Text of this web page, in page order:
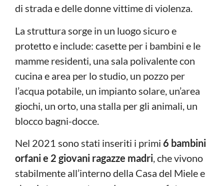
di strada e delle donne vittime di violenza.
La struttura sorge in un luogo sicuro e
protetto e include: casette per i bambini e le
mamme residenti, una sala polivalente con
cucina e area per lo studio, un pozzo per
l’acqua potabile, un impianto solare, un’area
giochi, un orto, una stalla per gli animali, un
blocco bagni-docce.
Nel 2021 sono stati inseriti i primi 6 bambini
orfani e 2 giovani ragazze madri, che vivono
stabilmente all’interno della Casa del Miele e